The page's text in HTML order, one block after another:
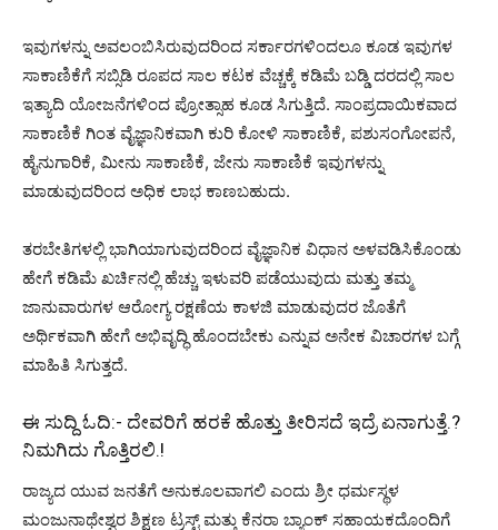
ಇವುಗಳನ್ನು ಅವಲಂಬಿಸಿರುವುದರಿಂದ ಸರ್ಕಾರಗಳಿಂದಲೂ ಕೂಡ ಇವುಗಳ
ಸಾಕಾಣಿಕೆಗೆ ಸಬ್ಸಿಡಿ ರೂಪದ ಸಾಲ ಕಟಕ ವೆಚ್ಚಕ್ಕೆ ಕಡಿಮೆ ಬಡ್ಡಿ ದರದಲ್ಲಿ ಸಾಲ
ಇತ್ಯಾದಿ ಯೋಜನೆಗಳಿಂದ ಪ್ರೋತ್ಸಾಹ ಕೂಡ ಸಿಗುತ್ತಿದೆ. ಸಾಂಪ್ರದಾಯಿಕವಾದ
ಸಾಕಾಣಿಕೆ ಗಿಂತ ವೈಜ್ಞಾನಿಕವಾಗಿ ಕುರಿ ಕೋಳಿ ಸಾಕಾಣಿಕೆ, ಪಶುಸಂಗೋಪನೆ,
ಹೈನುಗಾರಿಕೆ, ಮೀನು ಸಾಕಾಣಿಕೆ, ಜೇನು ಸಾಕಾಣಿಕೆ ಇವುಗಳನ್ನು
ಮಾಡುವುದರಿಂದ ಅಧಿಕ ಲಾಭ ಕಾಣಬಹುದು.
ತರಬೇತಿಗಳಲ್ಲಿ ಭಾಗಿಯಾಗುವುದರಿಂದ ವೈಜ್ಞಾನಿಕ ವಿಧಾನ ಅಳವಡಿಸಿಕೊಂಡು
ಹೇಗೆ ಕಡಿಮೆ ಖರ್ಚಿನಲ್ಲಿ ಹೆಚ್ಚು ಇಳುವರಿ ಪಡೆಯುವುದು ಮತ್ತು ತಮ್ಮ
ಜಾನುವಾರುಗಳ ಆರೋಗ್ಯ ರಕ್ಷಣೆಯ ಕಾಳಜಿ ಮಾಡುವುದರ ಜೊತೆಗೆ
ಅರ್ಥಿಕವಾಗಿ ಹೇಗೆ ಅಭಿವೃದ್ಧಿ ಹೊಂದಬೇಕು ಎನ್ನುವ ಅನೇಕ ವಿಚಾರಗಳ ಬಗ್ಗೆ
ಮಾಹಿತಿ ಸಿಗುತ್ತದೆ.
ಈ ಸುದ್ದಿ ಓದಿ:- ದೇವರಿಗೆ ಹರಕೆ ಹೊತ್ತು ತೀರಿಸದೆ ಇದ್ರೆ ಏನಾಗುತ್ತೆ.?
ನಿಮಗಿದು ಗೊತ್ತಿರಲಿ.!
ರಾಜ್ಯದ ಯುವ ಜನತೆಗೆ ಅನುಕೂಲವಾಗಲಿ ಎಂದು ಶ್ರೀ ಧರ್ಮಸ್ಥಳ
ಮಂಜುನಾಥೇಶ್ವರ ಶಿಕ್ಷಣ ಟ್ರಸ್ಟ್ ಮತ್ತು ಕೆನರಾ ಬ್ಯಾಂಕ್ ಸಹಾಯಕದೊಂದಿಗೆ